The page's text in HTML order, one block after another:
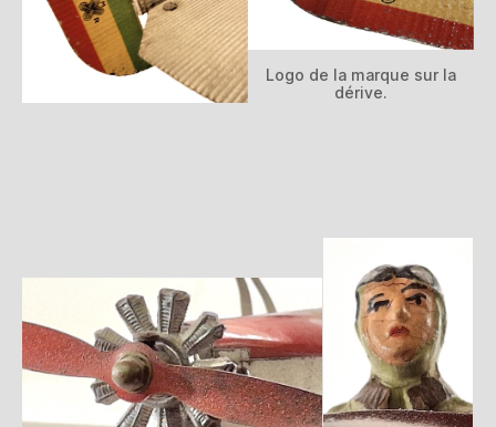
Logo de la marque sur la
dérive.